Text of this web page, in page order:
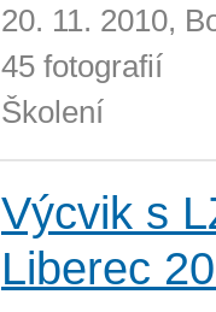
20. 11. 2010,
45 fotografií
Školení
Výcvik s
Liberec